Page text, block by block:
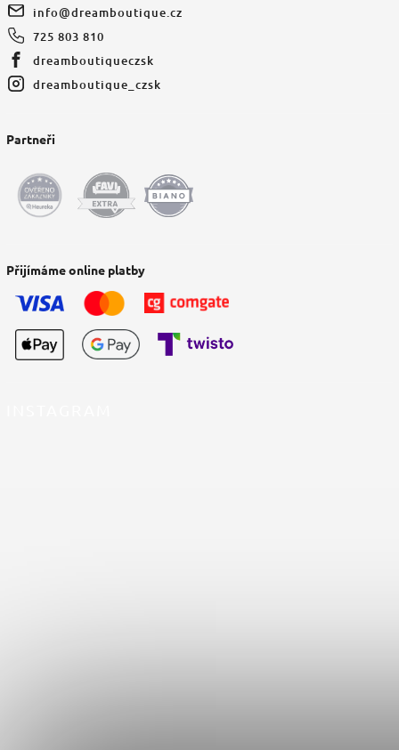
info@dreamboutique.cz
725 803 810
dreamboutiqueczsk
dreamboutique_czsk
Partneři
Přijímáme online platby